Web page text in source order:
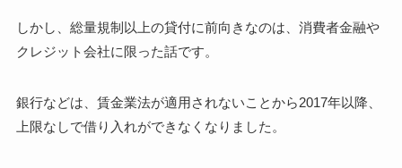
しかし、総量規制以上の貸付に前向きなのは、消費者金融や
クレジット会社に限った話です。
銀行などは、賃金業法が適用されないことから2017年以降、
上限なしで借り入れができなくなりました。